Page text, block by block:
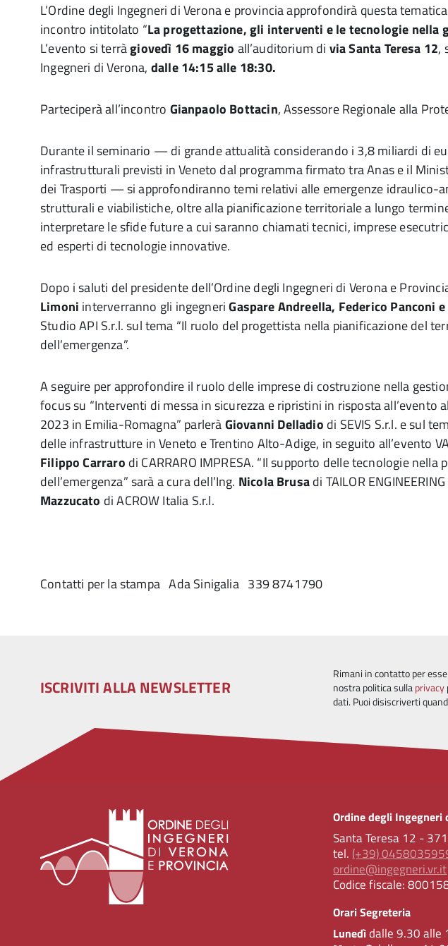
L’Ordine degli Ingegneri di Verona e provincia approfondirà questa
incontro intitolato “La progettazione, gli interventi e le tecnologie nella
L’evento si terràgiovedì 16 maggio all’auditorium di via Santa Teresa 12,
Ingegneri di Verona, dalle 14:15 alle 18:30.
Parteciperà all’incontro Gianpaolo Bottacin, Assessore Regionale alla
Durante il seminario — di grande attualità considerando i 3,8 miliardi di
infrastrutturali previsti in Veneto dal programma firmato tra Anas e il
dei Trasporti — si approfondiranno temi relativi alle emergenze idraulico-
strutturali e viabilistiche, oltre alla pianificazione territoriale a lungo
interpretare le sfide future a cui saranno chiamati tecnici, imprese
ed esperti di tecnologie innovative.
Dopo i saluti del presidente dell’Ordine degli Ingegneri di Verona e
Limoni interverranno gli ingegneriGaspare Andreella, Federico Panconi
Studio API S.r.l. sul tema “Il ruolo del progettista nella pianificazione del
dell’emergenza”.
A seguire per approfondire il ruolo delle imprese di costruzione nella
focus su “Interventi di messa in sicurezza e ripristini in risposta all’evento
2023 in Emilia-Romagna” parleràGiovanni Delladio di SEVIS S.r.l. e sul
delle infrastrutture in Veneto e Trentino Alto-Adige, in seguito all’evento
Filippo Carraro di CARRARO IMPRESA. “Il supporto delle tecnologie nella
dell’emergenza” sarà a cura dell’Ing. Nicola Brusadi TAILOR
Mazzucato di ACROW Italia S.r.l.
Contatti per la stampa Ada Sinigalia 339 8741790
ISCRIVITI ALLA NEWSLETTER
Rimani in contatto per
nostra politica sullaprivacy
dati. Puoi disiscriverti
Ordine degli Ingegneri
Santa Teresa 12 -
tel. (+39)
ordine@ingegneri.vr.it
Codice fiscale:
Orari Segreteria
Lunedìdalle 9.30 alle